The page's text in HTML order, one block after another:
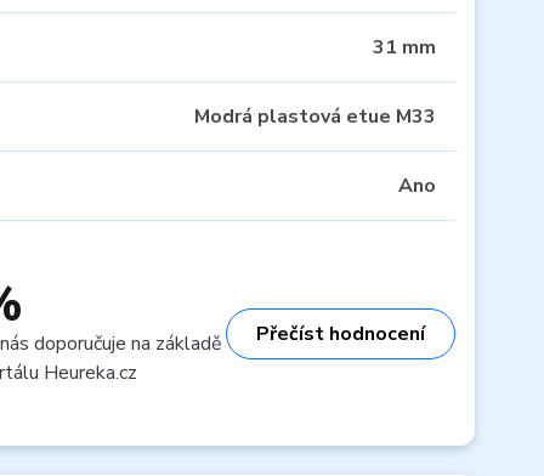
31 mm
Modrá plastová etue M33
Ano
doporučuje na základě
Heureka.cz
Přečíst hodnocení